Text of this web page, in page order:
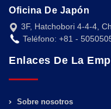
Oficina De Japón
3F, Hatchobori 4-4-4,
Teléfono: +81 -
Enlaces De La
Sobre nosotros